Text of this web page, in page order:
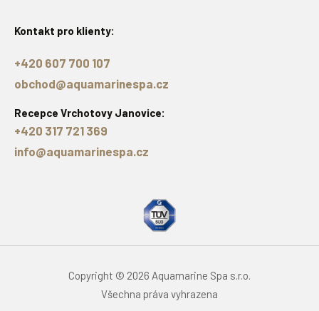
Kontakt pro klienty:
+420 607 700 107
obchod@aquamarinespa.cz
Recepce Vrchotovy Janovice:
+420 317 721 369
info@aquamarinespa.cz
Copyright © 2026 Aquamarine Spa s.r.o.
Všechna práva vyhrazena